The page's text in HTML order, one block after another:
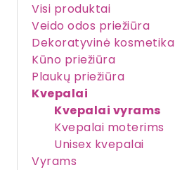
Visi produktai
Veido odos priežiūra
Dekoratyvinė kosmetika
Kūno priežiūra
Plaukų priežiūra
Kvepalai
Kvepalai vyrams
Kvepalai moterims
Unisex kvepalai
Vyrams